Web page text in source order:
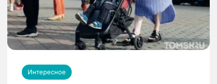
Интересное